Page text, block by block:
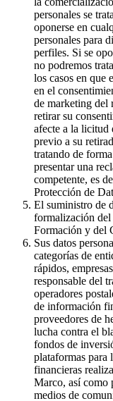
personales se
oponerse en
personales para
perfiles. Si se
no podremos
los casos en que
en el
de marketing del
retirar su
afecte a la licitud
previo a su
tratando de
presentar una
competente, es
Protección de
El suministro de
formalización
Formación y del
Sus datos
categorías de
rápidos,
responsable del
operadores
de información
proveedores de
lucha contra el
fondos de
plataformas para
financieras
Marco, así como
medios de